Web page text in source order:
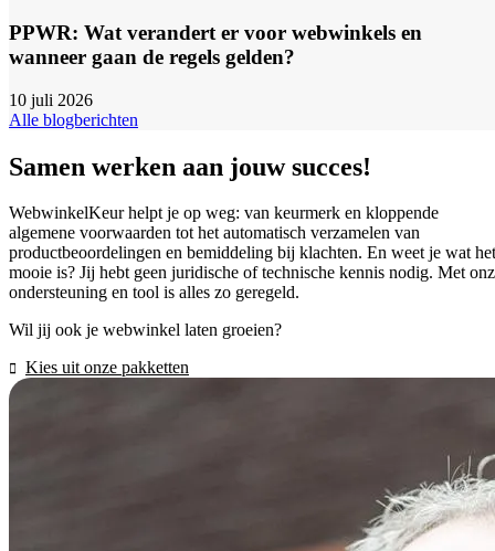
PPWR: Wat verandert er voor webwinkels en
wanneer gaan de regels gelden?
10 juli 2026
Alle blogberichten
Samen werken aan jouw succes!
WebwinkelKeur helpt je op weg: van keurmerk en kloppende
algemene voorwaarden tot het automatisch verzamelen van
productbeoordelingen en bemiddeling bij klachten. En weet je wat het
mooie is? Jij hebt geen juridische of technische kennis nodig. Met
ondersteuning en tool is alles zo geregeld.
Wil jij ook je webwinkel laten groeien?
Kies uit onze pakketten